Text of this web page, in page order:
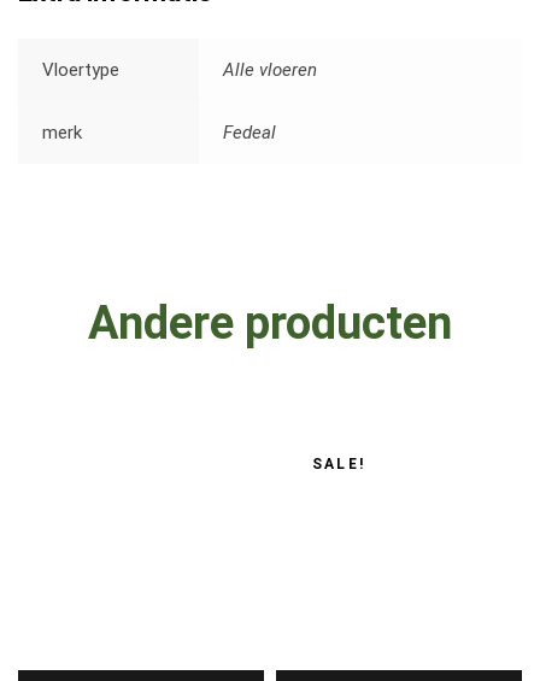
Vloertype Alle vloeren
merk Fedeal
Andere producten
SALE!